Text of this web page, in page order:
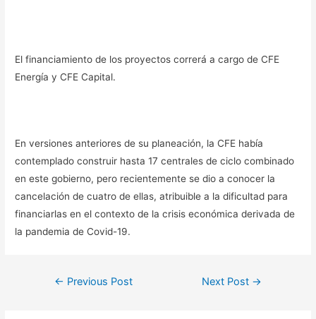
El financiamiento de los proyectos correrá a cargo de CFE
Energía y CFE Capital.
En versiones anteriores de su planeación, la CFE había
contemplado construir hasta 17 centrales de ciclo combinado
en este gobierno, pero recientemente se dio a conocer la
cancelación de cuatro de ellas, atribuible a la dificultad para
financiarlas en el contexto de la crisis económica derivada de
la pandemia de Covid-19.
Post← Previous Post Next Post →